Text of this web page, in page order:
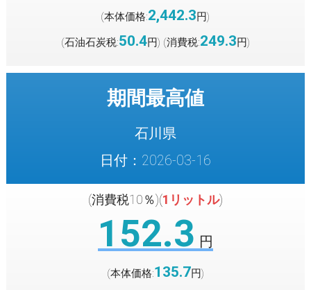
(本体価格:2,442.3円)
(石油石炭税:50.4円) (消費税:249.3円)
期間最高値
石川県
日付：2026-03-16
(消費税10％)(1リットル)
152.3 円
(本体価格:135.7円)